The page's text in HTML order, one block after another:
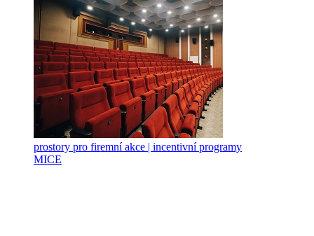
prostory pro firemní akce | incentivní programy
MICE